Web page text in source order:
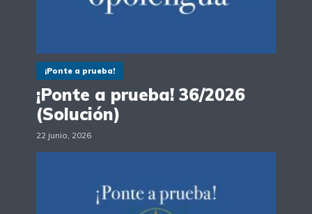
¡Ponte a prueba!
¡Ponte a prueba! 36/2026
(Solución)
22 junio, 2026